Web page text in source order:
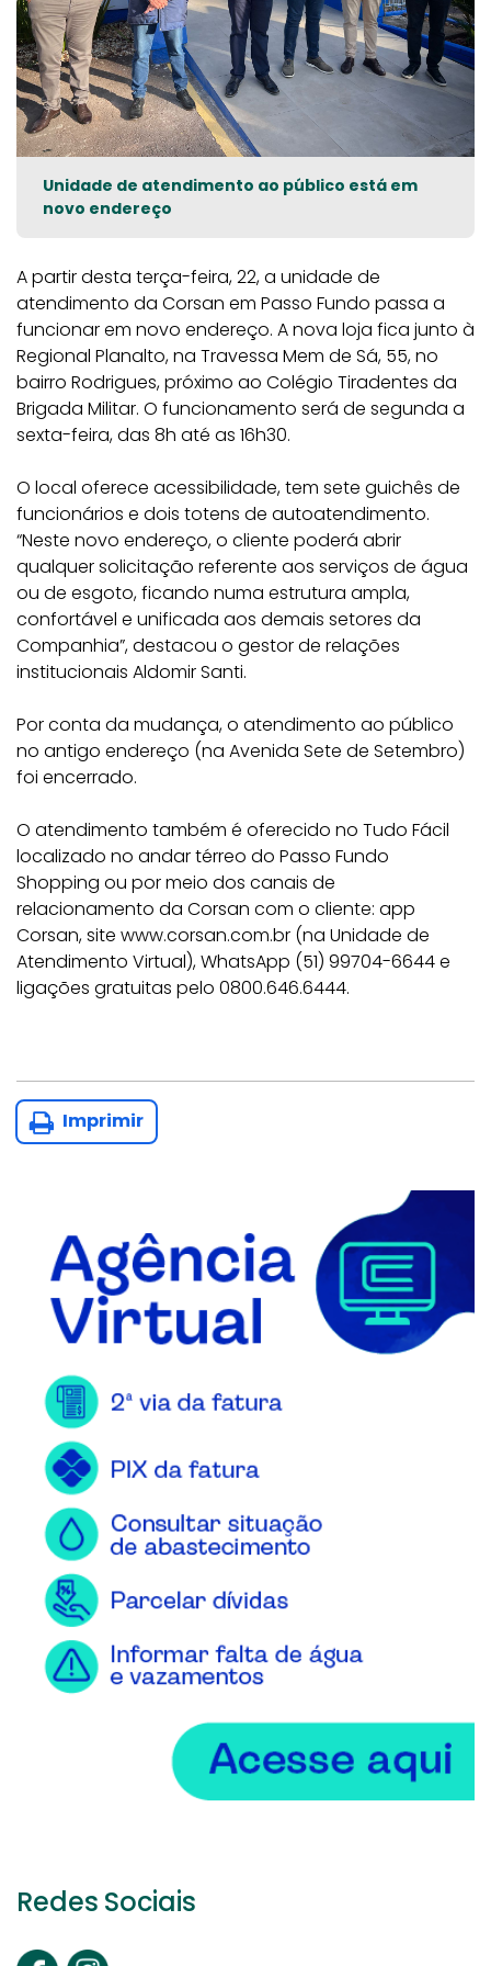
Unidade de atendimento ao público está em
novo endereço
A partir desta terça-feira, 22, a unidade de
atendimento da Corsan em Passo Fundo passa a
funcionar em novo endereço. A nova loja fica junto à
Regional Planalto, na Travessa Mem de Sá, 55, no
bairro Rodrigues, próximo ao Colégio Tiradentes da
Brigada Militar. O funcionamento será de segunda a
sexta-feira, das 8h até as 16h30.
O local oferece acessibilidade, tem sete guichês de
funcionários e dois totens de autoatendimento.
“Neste novo endereço, o cliente poderá abrir
qualquer solicitação referente aos serviços de água
ou de esgoto, ficando numa estrutura ampla,
confortável e unificada aos demais setores da
Companhia”, destacou o gestor de relações
institucionais Aldomir Santi.
Por conta da mudança, o atendimento ao público
no antigo endereço (na Avenida Sete de Setembro)
foi encerrado.
O atendimento também é oferecido no Tudo Fácil
localizado no andar térreo do Passo Fundo
Shopping ou por meio dos canais de
relacionamento da Corsan com o cliente: app
Corsan, site www.corsan.com.br (na Unidade de
Atendimento Virtual), WhatsApp (51) 99704-6644 e
ligações gratuitas pelo 0800.646.6444.
Imprimir
Redes Sociais